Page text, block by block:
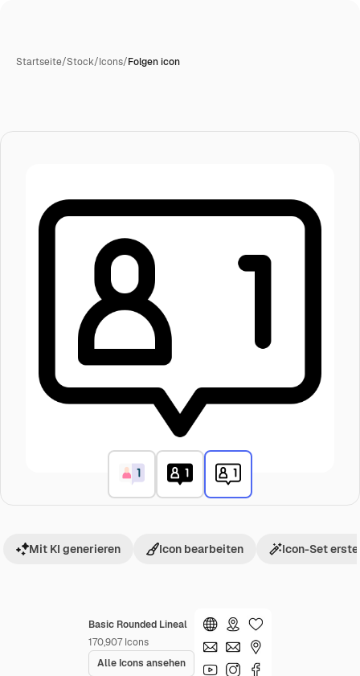
Startseite/Stock/Icons/Folgen icon
Basic Rounded Lineal
170,907 Icons
Alle Icons ansehen
Mit KI generieren Icon bearbeiten Icon-Set